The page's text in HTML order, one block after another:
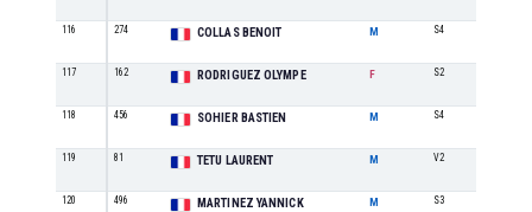
116 274 COLLAS BENOIT M S4
117 162 RODRIGUEZ OLYMPE F S2
118 456 SOHIER BASTIEN M S4
119 81 TETU LAURENT M V2
120 496 MARTINEZ YANNICK M S3